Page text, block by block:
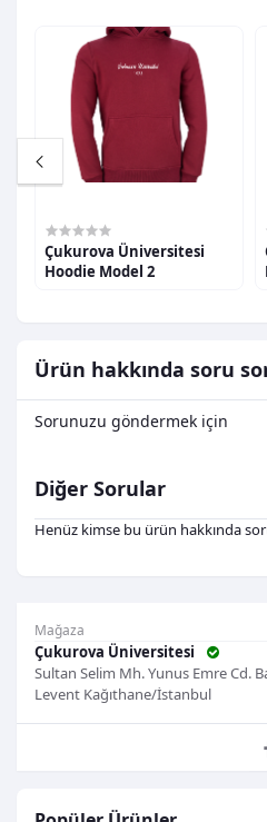
Mağaza
Çukurova Üniversitesi
Sultan Selim Mh. Yunus Emre Cd.
Levent Kağıthane/İstanbul
Çukurova Üniversitesi
Hoodie Model 2
Ürün hakkında soru
Sorunuzu göndermek için
Diğer Sorular
Henüz kimse bu ürün hakkında